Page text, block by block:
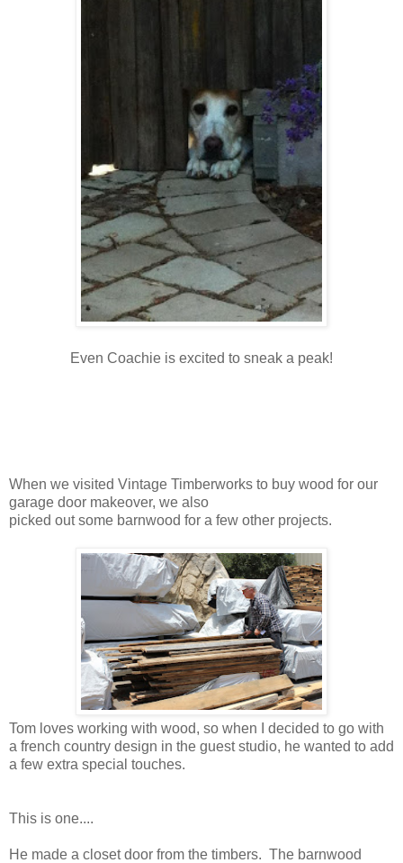
Even Coachie is excited to sneak a peak!
When we visited Vintage Timberworks to buy wood for our
garage door makeover, we also
picked out some barnwood for a few other projects.
Tom loves working with wood, so when I decided to go with
a french country design in the guest studio, he wanted to add
a few extra special touches.
This is one....
He made a closet door from the timbers. The barnwood